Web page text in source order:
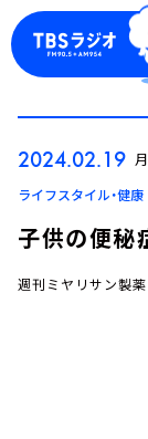
ロ
2024.02.19
ライフスタイル・健康
子供の便秘
週刊ミヤリサン製